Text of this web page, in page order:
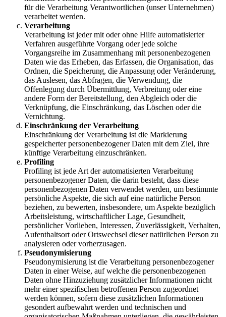
für die Verarbeitung Verantwortlichen (unser Unternehmen)
verarbeitet werden.
Verarbeitung
Verarbeitung ist jeder mit oder ohne Hilfe automatisierter
Verfahren ausgeführte Vorgang oder jede solche
Vorgangsreihe im Zusammenhang mit personenbezogenen
Daten wie das Erheben, das Erfassen, die Organisation, das
Ordnen, die Speicherung, die Anpassung oder Veränderung,
das Auslesen, das Abfragen, die Verwendung, die
Offenlegung durch Übermittlung, Verbreitung oder eine
andere Form der Bereitstellung, den Abgleich oder die
Verknüpfung, die Einschränkung, das Löschen oder die
Vernichtung.
Einschränkung der Verarbeitung
Einschränkung der Verarbeitung ist die Markierung
gespeicherter personenbezogener Daten mit dem Ziel, ihre
künftige Verarbeitung einzuschränken.
Profiling
Profiling ist jede Art der automatisierten Verarbeitung
personenbezogener Daten, die darin besteht, dass diese
personenbezogenen Daten verwendet werden, um bestimmte
persönliche Aspekte, die sich auf eine natürliche Person
beziehen, zu bewerten, insbesondere, um Aspekte bezüglich
Arbeitsleistung, wirtschaftlicher Lage, Gesundheit,
persönlicher Vorlieben, Interessen, Zuverlässigkeit, Verhalten,
Aufenthaltsort oder Ortswechsel dieser natürlichen Person zu
analysieren oder vorherzusagen.
Pseudonymisierung
Pseudonymisierung ist die Verarbeitung personenbezogener
Daten in einer Weise, auf welche die personenbezogenen
Daten ohne Hinzuziehung zusätzlicher Informationen nicht
mehr einer spezifischen betroffenen Person zugeordnet
werden können, sofern diese zusätzlichen Informationen
gesondert aufbewahrt werden und technischen und